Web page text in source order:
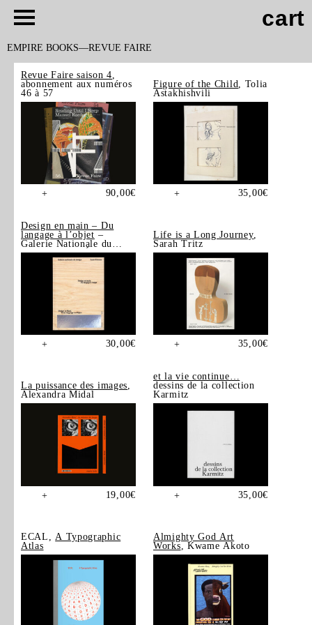
cart
EMPIRE BOOKS REVUE FAIRE
Revue Faire saison 4
abonnement aux numéros
46 à 57
+ 90,00€
Figure of the Child
, Tolia
Astakhishvili
+ 35,00€
Design en main – Du
langage à l’objet –
Galerie Nationale du
Design, Saint-Étienne
+ 30,00€
Life is a Long Journey,
Sarah Tritz
+ 35,00€
La puissance des images,
Alexandra Midal
+ 19,00€
et la vie continue…
dessins de la collection
Karmitz
+ 35,00€
ECAL, A Typographic
Atlas
Almighty God Art
Works , Kwame Akoto